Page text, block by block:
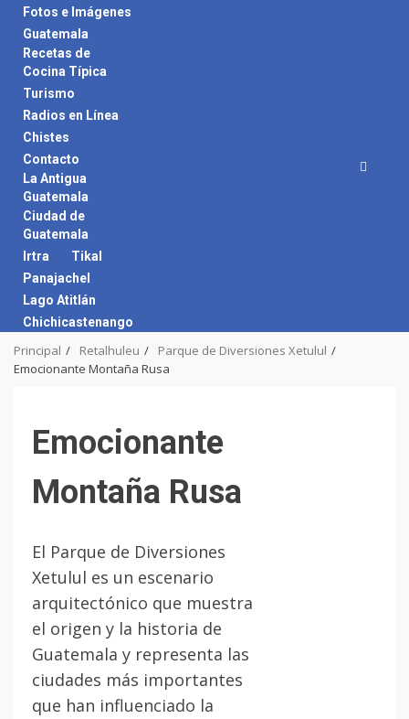
content
Fotos e Imágenes
Guatemala
Recetas de
Cocina Típica
Turismo
Radios en Línea
Chistes
Contacto
La Antigua
Guatemala
Ciudad de
Guatemala
Irtra
Tikal
Panajachel
Lago Atitlán
Chichicastenango
Principal Retalhuleu
Parque de Diversiones Xetulul
Emocionante Montaña Rusa
Emocionante
Montaña Rusa
El Parque de Diversiones
Xetulul es un escenario
arquitectónico que muestra
el origen y la historia de
Guatemala y representa las
ciudades más importantes
que han influenciado la